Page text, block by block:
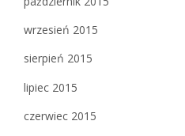
wrzesień 2015
sierpień 2015
lipiec 2015
czerwiec 2015